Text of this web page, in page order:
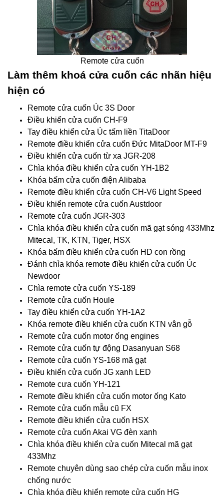
Remote cửa cuốn
Làm thêm khoá cửa cuốn các nhãn hiệu
hiện có
Remote cửa cuốn Úc 3S Door
Điều khiển cửa cuốn CH-F9
Tay điều khiển cửa Úc tấm liền TitaDoor
Remote điều khiển cửa cuốn Đức MitaDoor MT-F9
Điều khiển cửa cuốn từ xa JGR-208
Chìa khóa điều khiển cửa cuốn YH-1B2
Khóa bấm cửa cuốn điện Alibaba
Remote điều khiển cửa cuốn CH-V6 Light Speed
Điều khiển remote cửa cuốn Austdoor
Remote cửa cuốn JGR-303
Chìa khóa điều khiển cửa cuốn mã gạt sóng 433Mhz
Mitecal, TK, KTN, Tiger, HSX
Khóa bấm điều khiển cửa cuốn HD con rồng
Đánh chìa khóa remote điều khiển cửa cuốn Úc
Newdoor
Chìa remote cửa cuốn YS-189
Remote cửa cuốn Houle
Tay điều khiển cửa cuốn YH-1A2
Khóa remote điều khiển cửa cuốn KTN vân gỗ
Remote cửa cuốn motor ống engines
Remote cửa cuốn tự động Dasanyuan S68
Remote cửa cuốn YS-168 mã gạt
Điều khiển cửa cuốn JG xanh LED
Remote cưa cuốn YH-121
Remote điều khiển cửa cuốn motor ống Kato
Remote cửa cuốn mẫu cũ FX
Remote điều khiển cửa cuốn HSX
Remote cửa cuốn Akai VG đèn xanh
Chìa khóa điều khiển cửa cuốn Mitecal mã gạt
433Mhz
Remote chuyên dùng sao chép cửa cuốn mẫu inox
chống nước
Chìa khóa điều khiển remote cửa cuốn HG